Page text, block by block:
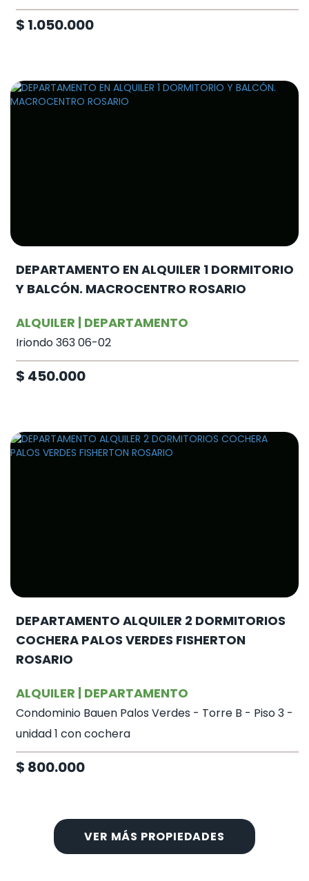
$ 1.050.000
DEPARTAMENTO EN ALQUILER 1 DORMITORIO
Y BALCÓN. MACROCENTRO ROSARIO
ALQUILER | DEPARTAMENTO
Iriondo 363 06-02
$ 450.000
DEPARTAMENTO ALQUILER 2 DORMITORIOS
COCHERA PALOS VERDES FISHERTON
ROSARIO
ALQUILER | DEPARTAMENTO
Condominio Bauen Palos Verdes - Torre B - Piso 3 -
unidad 1 con cochera
$ 800.000
VER MÁS PROPIEDADES